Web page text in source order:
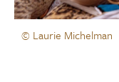
© Laurie Michelman